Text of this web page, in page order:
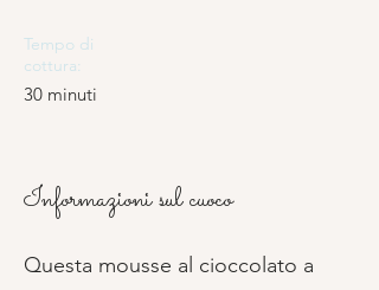
Tempo di
cottura:
30 minuti
Informazioni sul cuoco
Questa mousse al cioccolato a